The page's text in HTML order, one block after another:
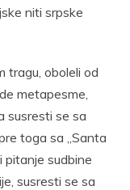
niti srpske
tragu, oboleli od
metapesme,
susresti se sa
toga sa „Santa
pitanje sudbine
susresti se sa